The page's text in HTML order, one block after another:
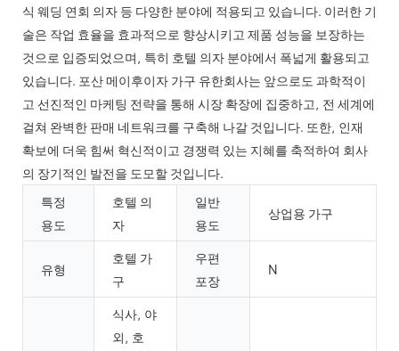
식 웨딩 연회 의자 등 다양한 분야에 적용되고 있습니다. 이러한 기
술은 작업 효율을 효과적으로 향상시키고 제품 성능을 보장하는
것으로 입증되었으며, 특히 호텔 의자 분야에서 폭넓게 활용되고
있습니다. 포산 메이후이자 가구 유한회사는 앞으로도 과학적이
고 선진적인 마케팅 전략을 통해 시장 확장에 집중하고, 전 세계에
걸쳐 완벽한 판매 네트워크를 구축해 나갈 것입니다. 또한, 인재
확보에 더욱 힘써 혁신적이고 경쟁력 있는 지혜를 축적하여 회사
의 장기적인 발전을 도모할 것입니다.
특정
용도
호텔 의
자
일반
용도
상업용 가구
유형
호텔 가
구
우편
포장
N
식사, 야
외, 호